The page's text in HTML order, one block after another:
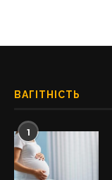
ВАГІТНІСТЬ
1